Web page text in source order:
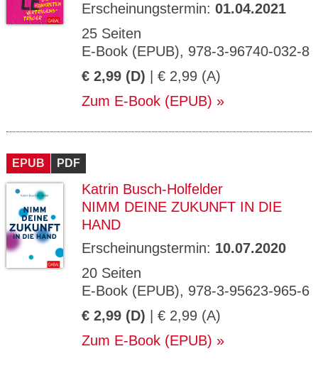
Erscheinungstermin: 01.04.2021
25 Seiten
E-Book (EPUB), 978-3-96740-032-8
€ 2,99 (D) | € 2,99 (A)
Zum E-Book (EPUB)
EPUB PDF
Katrin Busch-Holfelder
NIMM DEINE ZUKUNFT IN DIE
HAND
Erscheinungstermin: 10.07.2020
20 Seiten
E-Book (EPUB), 978-3-95623-965-6
€ 2,99 (D) | € 2,99 (A)
Zum E-Book (EPUB)